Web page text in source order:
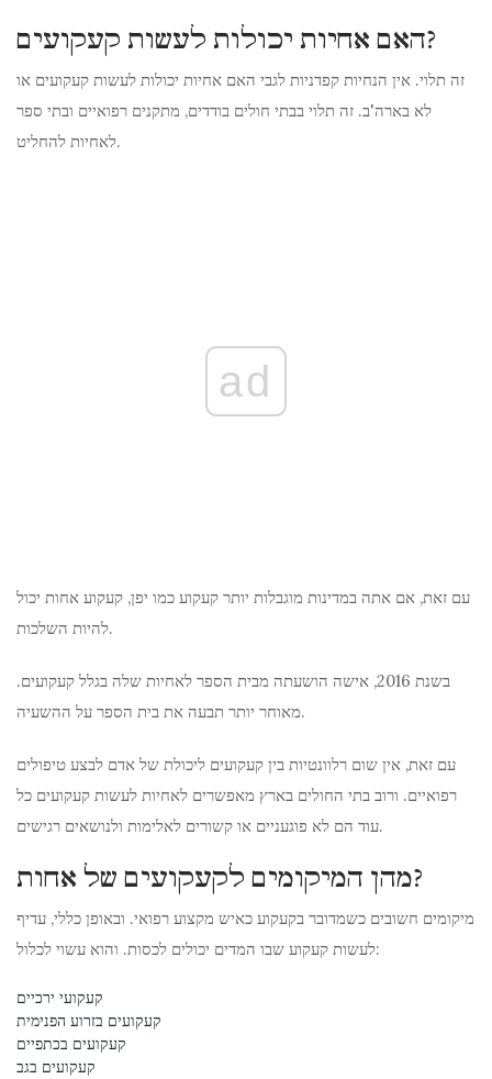
האם אחיות יכולות לעשות קעקועים?
זה תלוי. אין הנחיות קפדניות לגבי האם אחיות יכולות לעשות קעקועים או
לא בארה'ב. זה תלוי בבתי חולים בודדים, מתקנים רפואיים ובתי ספר
לאחיות להחליט.
ad
עם זאת, אם אתה במדינות מוגבלות יותר קעקוע כמו יפן, קעקוע אחות יכול
להיות השלכות.
בשנת 2016, אישה הושעתה מבית הספר לאחיות שלה בגלל קעקועים.
מאוחר יותר תבעה את בית הספר על ההשעיה.
עם זאת, אין שום רלוונטיות בין קעקועים ליכולת של אדם לבצע טיפולים
רפואיים. ורוב בתי החולים בארץ מאפשרים לאחיות לעשות קעקועים כל
עוד הם לא פוגעניים או קשורים לאלימות ולנושאים רגישים.
מהן המיקומים לקעקועים של אחות?
מיקומים חשובים כשמדובר בקעקוע כאיש מקצוע רפואי. ובאופן כללי, עדיף
לעשות קעקוע שבו המדים יכולים לכסות. והוא עשוי לכלול:
קעקועי ירכיים
קעקועים בזרוע הפנימית
קעקועים בכתפיים
קעקועים בגב